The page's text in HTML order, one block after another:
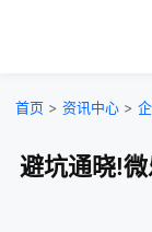
首页 > 资讯中心 >
避坑通晓!